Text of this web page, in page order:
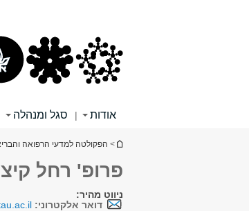
אודות | סגל ומנהלה
הינך נמצא כאן
> הפקולטה למדעי הרפואה
פרופ' רחל
ניווט מהיר:
דואר אלקטרוני: